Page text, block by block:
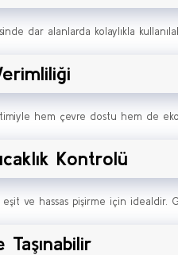
dar alanlarda kolaylıkla
hem çevre dostu hem de
Kontrolü
eşit ve hassas pişirme için